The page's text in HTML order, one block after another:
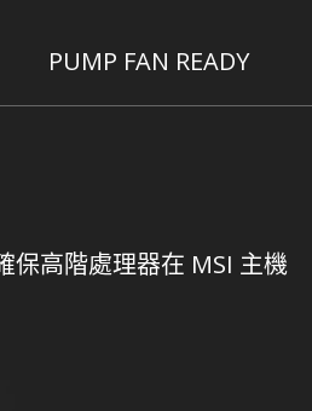
PUMP FAN READY
保高階處理器在 MSI 主機